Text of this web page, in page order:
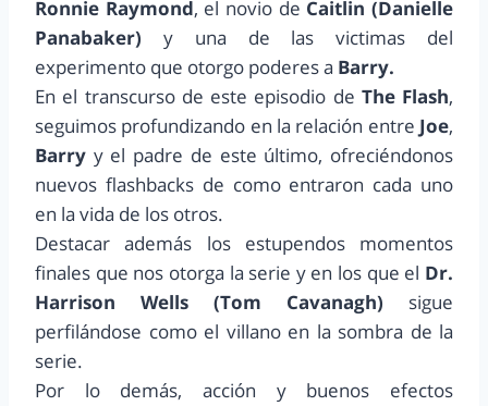
Ronnie Raymond, el novio de Caitlin (Danielle
Panabaker) y una de las victimas del
experimento que otorgo poderes a Barry.
En el transcurso de este episodio de The Flash,
seguimos profundizando en la relación entre Joe,
Barry y el padre de este último, ofreciéndonos
nuevos flashbacks de como entraron cada uno
en la vida de los otros.
Destacar además los estupendos momentos
finales que nos otorga la serie y en los que el Dr.
Harrison Wells (Tom Cavanagh) sigue
perfilándose como el villano en la sombra de la
serie.
Por lo demás, acción y buenos efectos